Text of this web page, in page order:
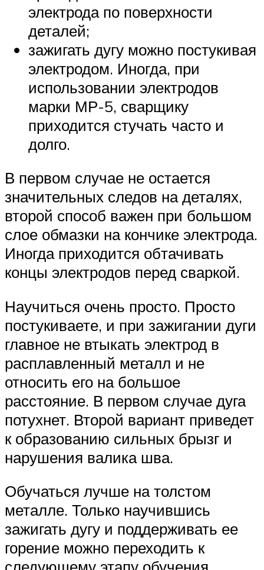
электрода по поверхности
деталей;
зажигать дугу можно постукивая
электродом. Иногда, при
использовании электродов
марки МР-5, сварщику
приходится стучать часто и
долго.
В первом случае не остается
значительных следов на деталях,
второй способ важен при большом
слое обмазки на кончике электрода.
Иногда приходится обтачивать
концы электродов перед сваркой.
Научиться очень просто. Просто
постукиваете, и при зажигании дуги
главное не втыкать электрод в
расплавленный металл и не
относить его на большое
расстояние. В первом случае дуга
потухнет. Второй вариант приведет
к образованию сильных брызг и
нарушения валика шва.
Обучаться лучше на толстом
металле. Только научившись
зажигать дугу и поддерживать ее
горение можно переходить к